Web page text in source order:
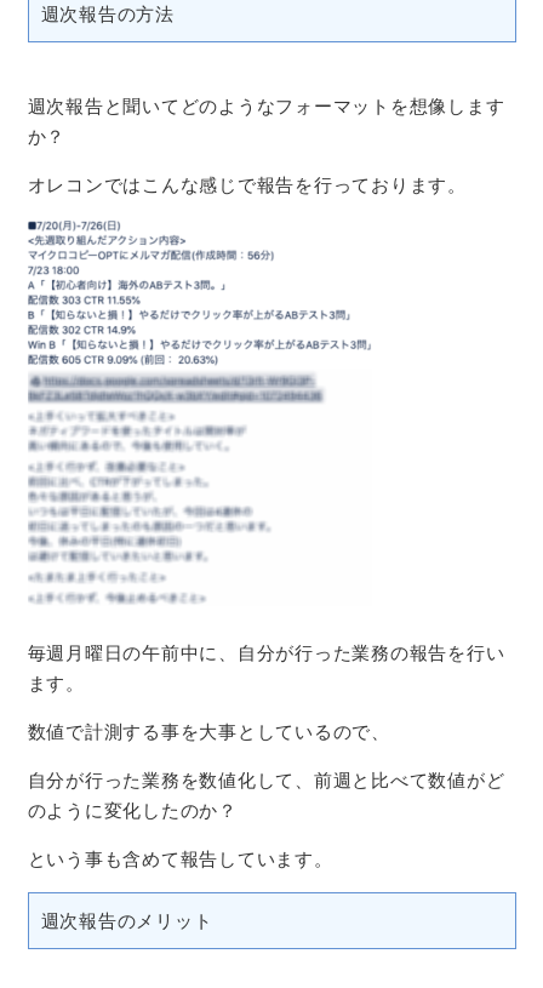
週次報告の方法
週次報告と聞いてどのようなフォーマットを想像します
か？
オレコンではこんな感じで報告を行っております。
毎週月曜日の午前中に、自分が行った業務の報告を行い
ます。
数値で計測する事を大事としているので、
自分が行った業務を数値化して、前週と比べて数値がど
のように変化したのか？
という事も含めて報告しています。
週次報告のメリット